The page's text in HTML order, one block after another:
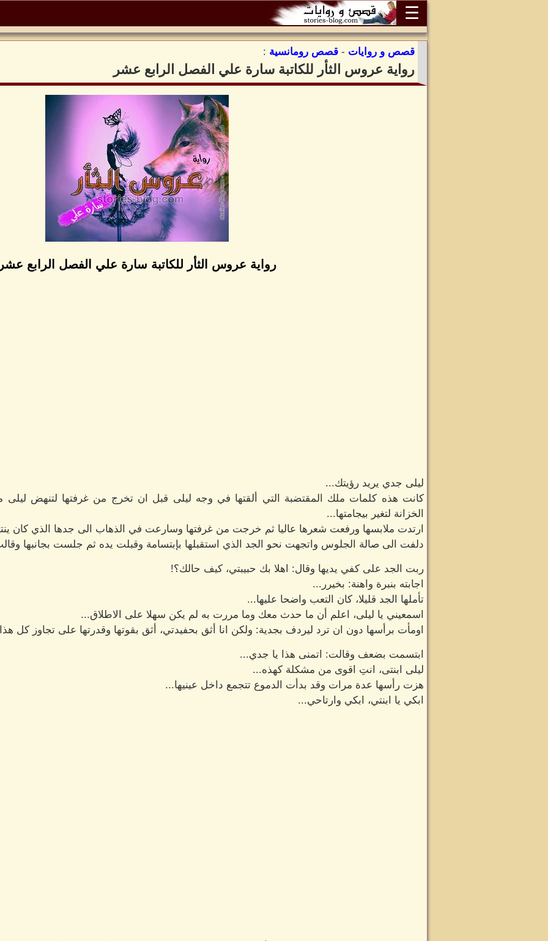
☰
قصص و روايات - قصص رومانسية :
رواية عروس الثأر للكاتبة سارة علي الفصل الرابع عشر
رواية عروس الثأر للكاتبة سارة علي الفصل الرابع
ليلى جدي يريد رؤيتك...
كانت هذه كلمات ملك المقتضبة التي ألقتها في وجه ليلى قبل ان تخرج من غرفتها لتنهض
الخزانة لتغير بيجامتها...
ارتدت ملابسها ورفعت شعرها عاليا ثم خرجت من غرفتها وسارعت في الذهاب الى جدها الذي كان
دلفت الى صالة الجلوس واتجهت نحو الجد الذي استقبلها بإبتسامة وقبلت يده ثم جلست بجانبها
ربت الجد على كفي يديها وقال: اهلا بك حبيبتي، كيف حالك؟!
اجابته بنبرة واهنة: بخيرر...
تأملها الجد قليلا، كان التعب واضحا عليها...
اسمعيني يا ليلى، اعلم أن ما حدث معك وما مررت به لم يكن سهلا على الاطلاق...
اومأت برأسها دون ان ترد ليردف بجدية: ولكن انا أثق بحفيدتي، أثق بقوتها وقدرتها على تجاوز كل
ابتسمت بضعف وقالت: اتمنى هذا يا جدي...
ليلى ابنتى، انتِ اقوى من مشكلة كهذه...
هزت رأسها عدة مرات وقد بدأت الدموع تتجمع داخل عينيها...
ابكي يا ابنتي، ابكي وارتاحي...